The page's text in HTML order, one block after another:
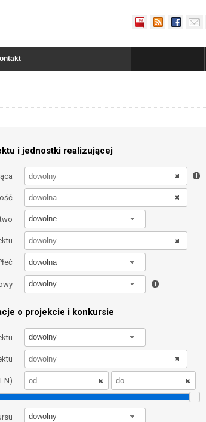
i jednostki realizującej
dowolne
dowolna
dowolny
o projekcie i konkursie
dowolny
dowolny